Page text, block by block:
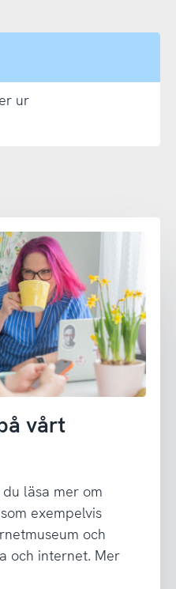
ur
vårt
läsa mer om
exempelvis
och
och internet. Mer